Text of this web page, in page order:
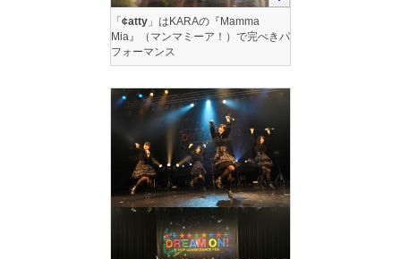
「 ¢atty 」はKARAの『Mamma
Mia』（マンマミーア！）で完ぺきパ
フォーマンス